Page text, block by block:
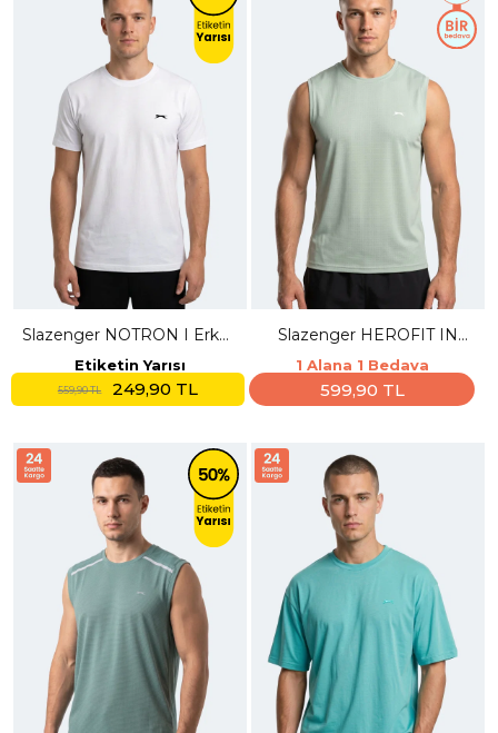
Slazenger NOTRON I Erkek
Beyaz Tişört
Etiketin Yarısı
559,90 TL 249,90 TL
Slazenger HEROFIT IN
Erkek Kolsuz Su Yeşili Atlet
1 Alana 1 Bedava
599,90 TL